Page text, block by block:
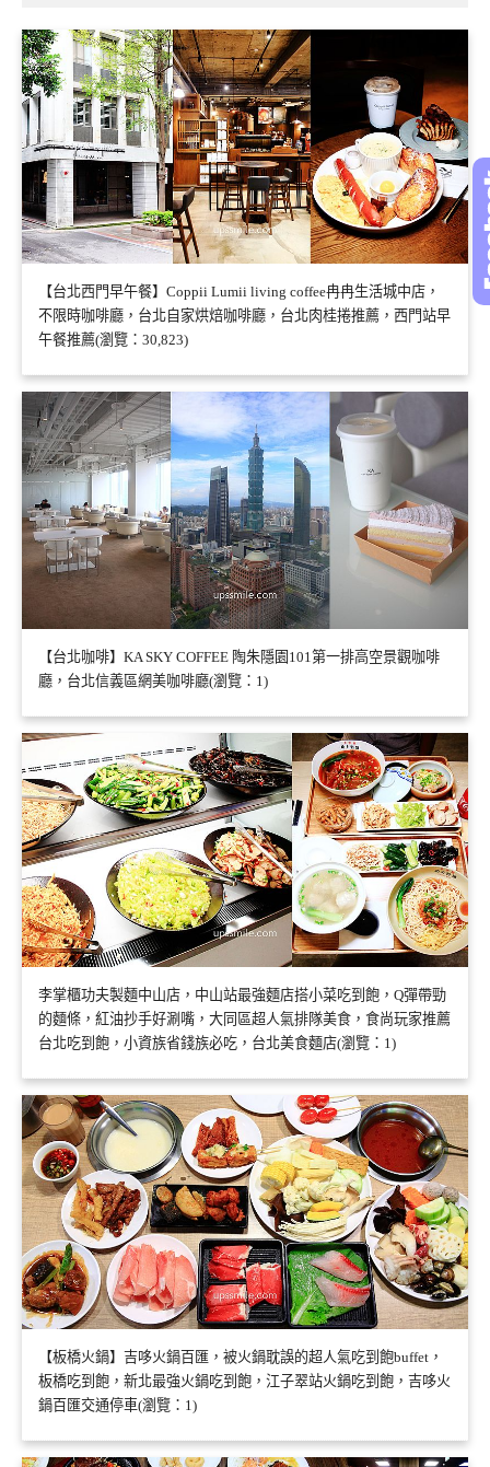
【台北西門早午餐】Coppii Lumii living coffee冉冉生活城中店，
不限時咖啡廳，台北自家烘焙咖啡廳，台北肉桂捲推薦，西門站早
午餐推薦(瀏覽：30,823)
【台北咖啡】KA SKY COFFEE 陶朱隱園101第一排高空景觀咖啡
廳，台北信義區網美咖啡廳(瀏覽：1)
李掌櫃功夫製麵中山店，中山站最強麵店搭小菜吃到飽，Q彈帶勁
的麵條，紅油抄手好涮嘴，大同區超人氣排隊美食，食尚玩家推薦
台北吃到飽，小資族省錢族必吃，台北美食麵店(瀏覽：1)
【板橋火鍋】吉哆火鍋百匯，被火鍋耽誤的超人氣吃到飽buffet，
板橋吃到飽，新北最強火鍋吃到飽，江子翠站火鍋吃到飽，吉哆火
鍋百匯交通停車(瀏覽：1)